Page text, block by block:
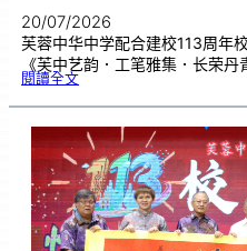
20/07/2026
芙蓉中华中学配合建校113周年
《芙中艺韵．工笔雅集．长荣
閱讀全文:《
艺
．
工
笔
雅
集
．
长
荣
丹
青
》
书
画
展
开
幕